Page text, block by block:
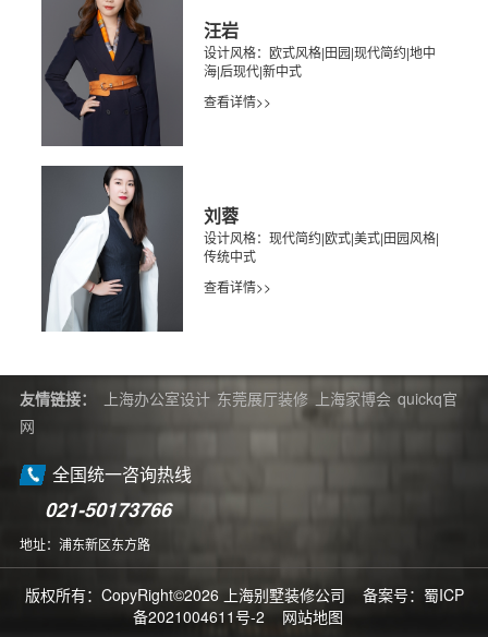
汪岩
设计风格：欧式风格|田园|现代简约|地中
海|后现代|新中式
查看详情>>
刘蓉
设计风格：现代简约|欧式|美式|田园风格|
传统中式
查看详情>>
友情链接： 上海办公室设计 东莞展厅装修 上海家博会 quickq官
网
全国统一咨询热线
021-50173766
地址：浦东新区东方路
版权所有：CopyRight©2026 上海别墅装修公司 备案号： 蜀ICP
备2021004611号-2
网站地图